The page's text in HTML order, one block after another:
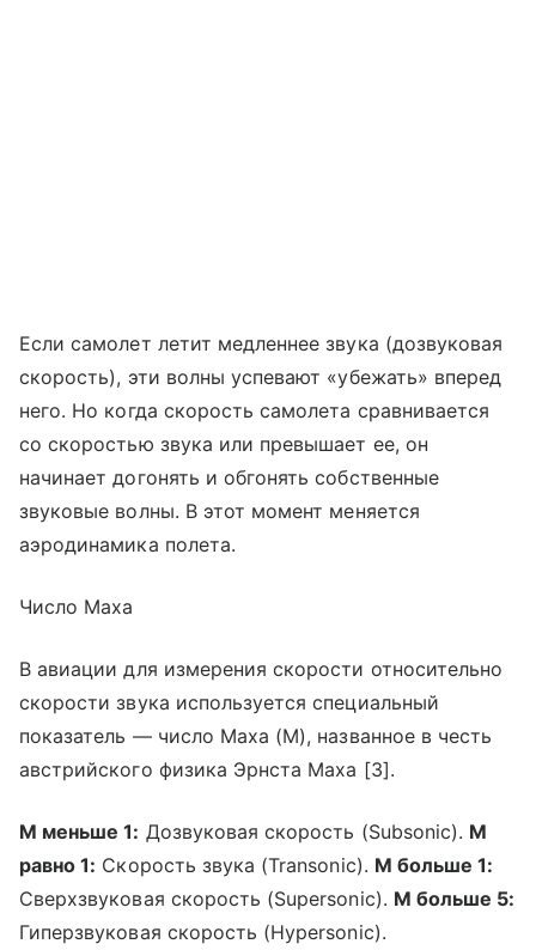
Если самолет летит медленнее звука (дозвуковая
скорость), эти волны успевают «убежать» вперед
него. Но когда скорость самолета сравнивается
со скоростью звука или превышает ее, он
начинает догонять и обгонять собственные
звуковые волны. В этот момент меняется
аэродинамика полета.
Число Маха
В авиации для измерения скорости относительно
скорости звука используется специальный
показатель — число Маха (M), названное в честь
австрийского физика Эрнста Маха [3].
М меньше 1: Дозвуковая скорость (Subsonic). М
равно 1: Скорость звука (Transonic). М больше 1:
Сверхзвуковая скорость (Supersonic). М больше 5:
Гиперзвуковая скорость (Hypersonic).